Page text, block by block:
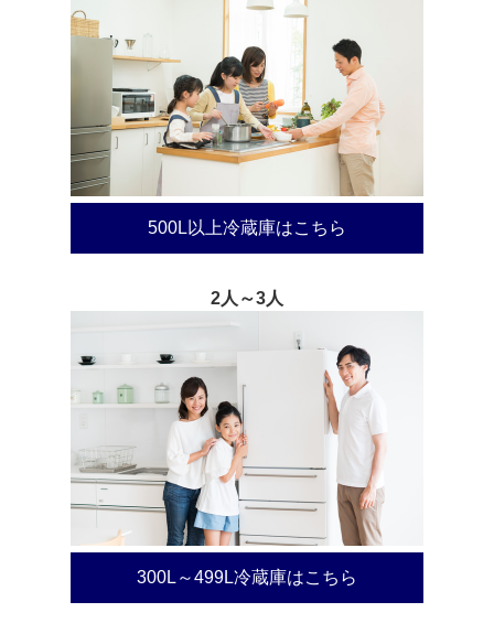
500L以上冷蔵庫はこちら
2人～3人
300L～499L冷蔵庫はこちら